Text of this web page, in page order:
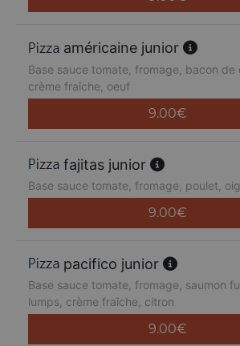
américaine junior
Base sauce tomate, fromage, bacon de
crème fraîche, oeuf
9.00€
fajitas junior
Base sauce tomate, fromage, poulet,
9.00€
pacifico junior
Base sauce tomate, fromage, saumon
lumps, crème fraîche, citron
9.00€